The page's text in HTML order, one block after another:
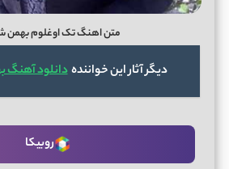
متن اهنگ تک اوغلوم بهمن
دیگر آثار این خوانندهدانلود آهنگ
روبیکا